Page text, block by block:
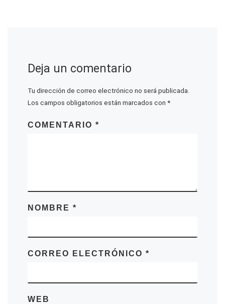
Deja un comentario
Tu dirección de correo electrónico no será publicada.
Los campos obligatorios están marcados con *
COMENTARIO *
NOMBRE *
CORREO ELECTRÓNICO *
WEB